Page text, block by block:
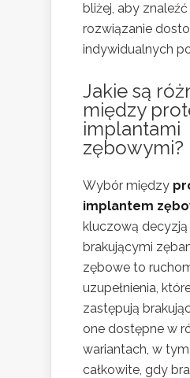
bliżej, aby
rozwiązanie
indywidualnych
Jakie są
między
implantami
zębowymi?
Wybór między
implantem
kluczową
brakującymi
zębowe to
uzupełnienia,
zastępują
one dostępne w
wariantach, w
całkowite, gdy